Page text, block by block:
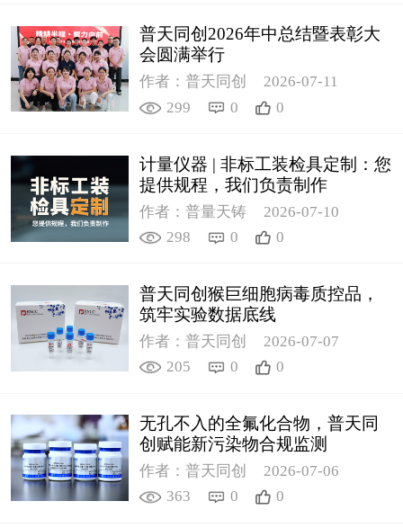
普天同创2026年中总结暨表彰大
会圆满举行
作者：普天同创
2026-07-11
299
0 0
计量仪器 | 非标工装检具定制：您
提供规程，我们负责制作
作者：普量天铸
2026-07-10
298
0 0
普天同创猴巨细胞病毒质控品，
筑牢实验数据底线
作者：普天同创
2026-07-07
205
0 0
无孔不入的全氟化合物，普天同
创赋能新污染物合规监测
作者：普天同创
2026-07-06
363
0 0